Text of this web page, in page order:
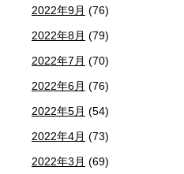
2022年9月 (76)
2022年8月 (79)
2022年7月 (70)
2022年6月 (76)
2022年5月 (54)
2022年4月 (73)
2022年3月 (69)